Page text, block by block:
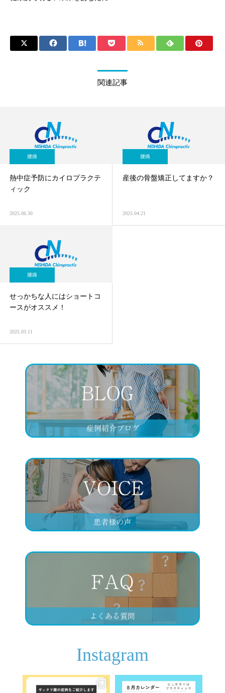
関連記事
腰痛
熱中症予防にカイロプラクテ
ィック
2025.06.30
腰痛
産後の骨盤矯正してますか？
2025.04.21
腰痛
せっかちな人にはショートコ
ースがオススメ！
2025.03.11
Instagram